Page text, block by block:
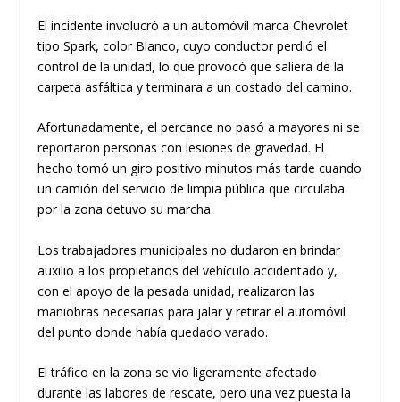
​El incidente involucró a un automóvil marcaChevrolet
tipo Spark, color Blanco, cuyo conductor perdió el
control de la unidad, lo que provocó que saliera de la
carpeta asfáltica y terminara a un costado del camino.
​Afortunadamente, el percance no pasó a mayores ni se
reportaron personas con lesiones de gravedad. El
hecho tomó un giro positivo minutos más tarde cuando
uncamión del servicio de limpia pública que circulaba
por la zona detuvo su marcha.
​Los trabajadores municipales no dudaron en brindar
auxilio a los propietarios del vehículo accidentado y,
con el apoyo de la pesada unidad, realizaron las
maniobras necesarias para jalar y retirar el automóvil
del punto donde había quedado varado.
​El tráfico en la zona se vio ligeramente afectado
durante las labores de rescate, pero una vez puesta la